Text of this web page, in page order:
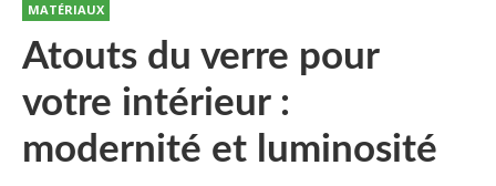
MATÉRIAUX
Atouts du verre pour
votre intérieur :
modernité et luminosité